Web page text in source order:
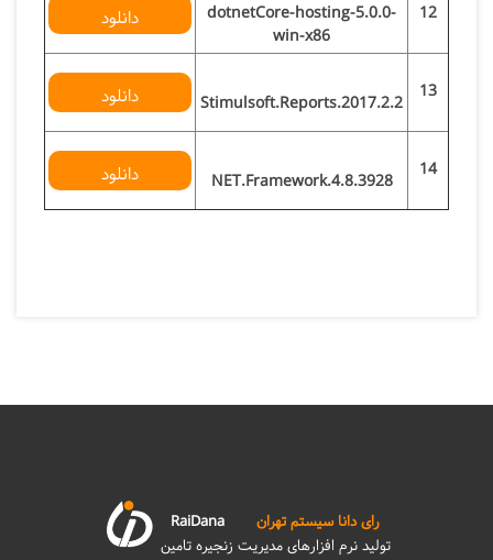
12
dotnetCore-hosting-5.0.0-
win-x86
دانلود
13
Stimulsoft.Reports.2017.2.2 دانلود
14
NET.Framework.4.8.3928 دانلود
رای دانا سیستم تهران
RaiDana
تولید نرم افزارهای مدیریت زنجیره تامین